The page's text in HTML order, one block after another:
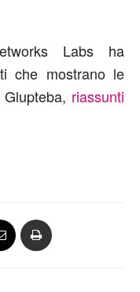
Labs ha
che mostrano le
riassunti